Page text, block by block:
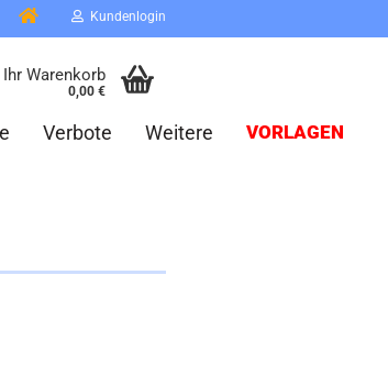
Kundenlogin
Ihr Warenkorb
0,00 €
Verbote VORLAGEN
Weitere